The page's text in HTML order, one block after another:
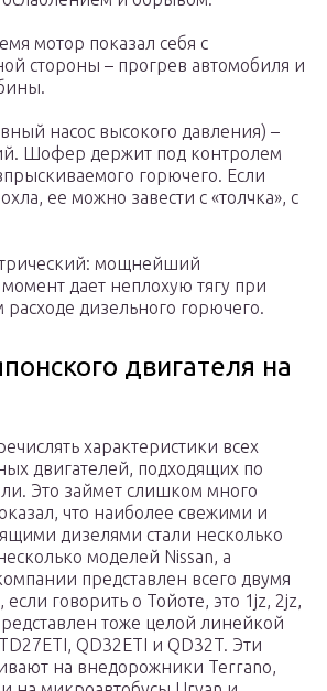
мотор показал себя с
стороны – прогрев автомобиля и
насос высокого давления) –
Шофер держит под контролем
горючего. Если
ее можно завести с «толчка», с
мощнейший
дает неплохую тягу при
дизельного горючего.
двигателя на
характеристики всех
двигателей, подходящих по
Это займет слишком много
что наиболее свежими и
дизелями стали несколько
моделей Nissan, a
представлен всего двумя
если говорить о Тойоте, это 1jz, 2jz,
тоже целой линейкой
QD32ETI и QD32T. Эти
на внедорожники Terrano,